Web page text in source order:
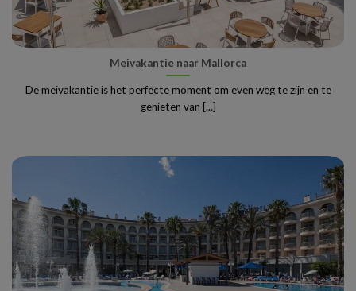
Meivakantie naar Mallorca
De meivakantie is het perfecte moment om even weg te zijn en te
genieten van [...]